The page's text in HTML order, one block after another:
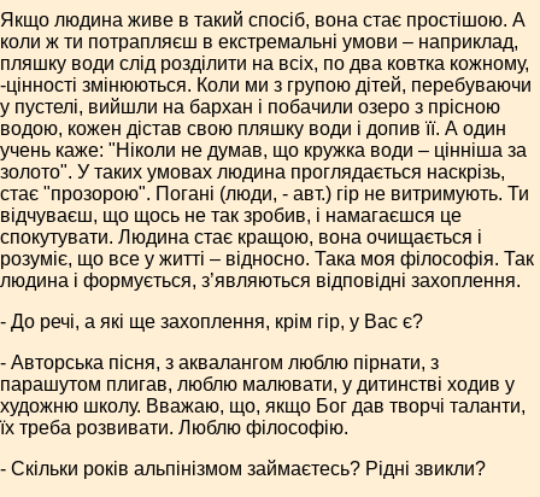
Якщо людина живе в такий спосіб, вона стає простішою. А
коли ж ти потрапляєш в екстремальні умови – наприклад,
пляшку води слід розділити на всіх, по два ковтка кожному,
-цінності змінюються. Коли ми з групою дітей, перебуваючи
у пустелі, вийшли на бархан і побачили озеро з прісною
водою, кожен дістав свою пляшку води і допив її. А один
учень каже: "Ніколи не думав, що кружка води – цінніша за
золото". У таких умовах людина проглядається наскрізь,
стає "прозорою". Погані (люди, - авт.) гір не витримують. Ти
відчуваєш, що щось не так зробив, і намагаєшся це
спокутувати. Людина стає кращою, вона очищається і
розуміє, що все у житті – відносно. Така моя філософія. Так
людина і формується, з’являються відповідні захоплення.
- До речі, а які ще захоплення, крім гір, у Вас є?
- Авторська пісня, з аквалангом люблю пірнати, з
парашутом плигав, люблю малювати, у дитинстві ходив у
художню школу. Вважаю, що, якщо Бог дав творчі таланти,
їх треба розвивати. Люблю філософію.
- Скільки років альпінізмом займаєтесь? Рідні звикли?